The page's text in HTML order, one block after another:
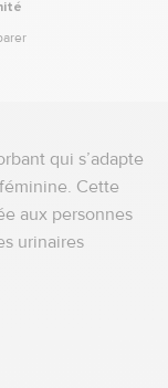
qui s’adapte
Cette
aux personnes
urinaires